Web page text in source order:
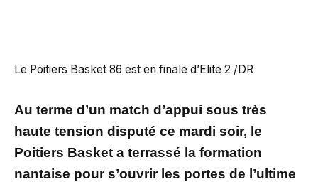
Le Poitiers Basket 86 est en finale d’Elite 2 /DR
Au terme d’un match d’appui sous très
haute tension disputé ce mardi soir, le
Poitiers Basket a terrassé la formation
nantaise pour s’ouvrir les portes de l’ultime